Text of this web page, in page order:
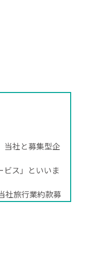
当社と募集型企
ビス」といいま
社旅行業約款募